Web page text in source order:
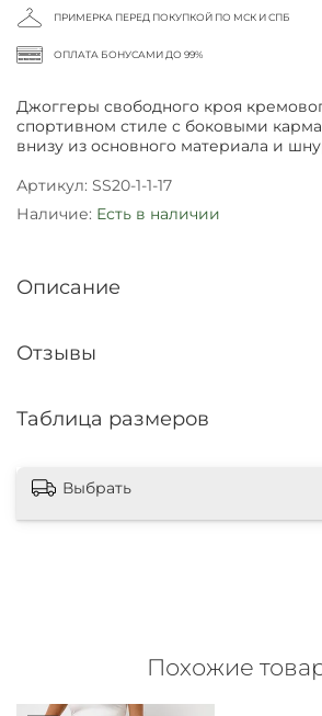
ПРИМЕРКА ПЕРЕД ПОКУПКОЙ ПО МСК И СПБ
ОПЛАТА БОНУСАМИ ДО 99%
Джоггеры свободного кроя
спортивном стиле с боковыми
внизу из основного материала и
Артикул: SS20-1-1-17
Наличие: Есть в наличии
Описание
Отзывы
Таблица размеров
Выбрать
Похожие